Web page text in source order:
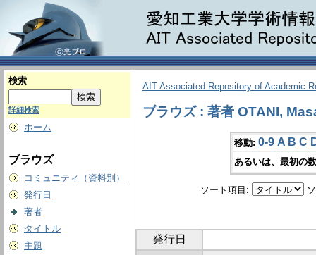
検索
詳細検索
ホーム
ブラウズ
コミュニティ（資料別）
発行日
著者
タイトル
主題
AIT Associated Repository of Academic
ブラウズ : 著者 OTANI,
移動: 0-9 A B C
あるいは、最初の
ソート項目:
発行日